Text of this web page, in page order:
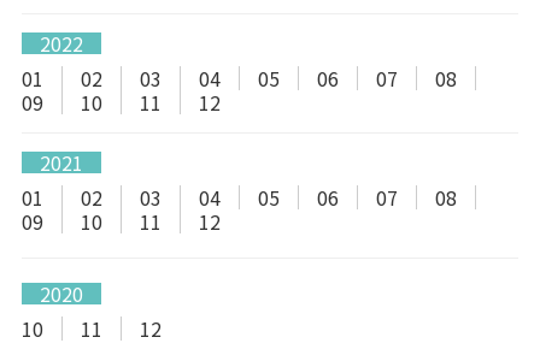
2022
01
02 03 04 05 06 07
08
09
10 11 12
2021
01
02 03 04 05 06 07
08
09
10 11 12
2020
10
11 12